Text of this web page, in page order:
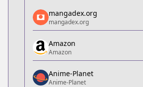
mangadex.org
mangadex.org
https://mangadex.org/title/
Amazon
Amazon
https://www.amazon.co.jp/
Anime-Planet
mangadex.org
mangadex.org
Amazon
Amazon
Anime-Planet
Anime-Planet